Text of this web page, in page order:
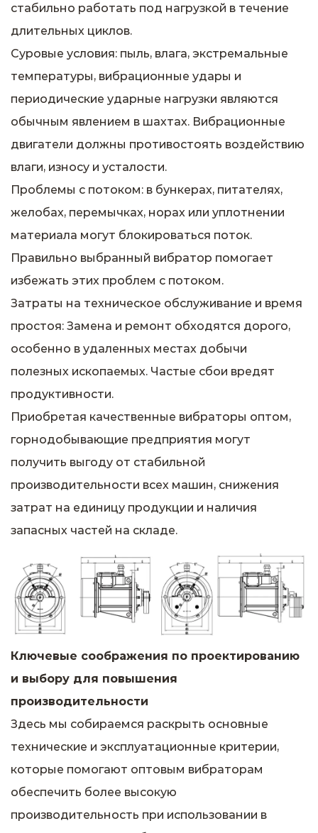
стабильно работать под нагрузкой в ​​течение
длительных циклов.
Суровые условия: пыль, влага, экстремальные
температуры, вибрационные удары и
периодические ударные нагрузки являются
обычным явлением в шахтах. Вибрационные
двигатели должны противостоять воздействию
влаги, износу и усталости.
Проблемы с потоком: в бункерах, питателях,
желобах, перемычках, норах или уплотнении
материала могут блокироваться поток.
Правильно выбранный вибратор помогает
избежать этих проблем с потоком.
Затраты на техническое обслуживание и время
простоя: Замена и ремонт обходятся дорого,
особенно в удаленных местах добычи
полезных ископаемых. Частые сбои вредят
продуктивности.
Приобретая качественные вибраторы оптом,
горнодобывающие предприятия могут
получить выгоду от стабильной
производительности всех машин, снижения
затрат на единицу продукции и наличия
запасных частей на складе.
Ключевые соображения по проектированию
и выбору для повышения
производительности
Здесь мы собираемся раскрыть основные
технические и эксплуатационные критерии,
которые помогают оптовым вибраторам
обеспечить более высокую
производительность при использовании в